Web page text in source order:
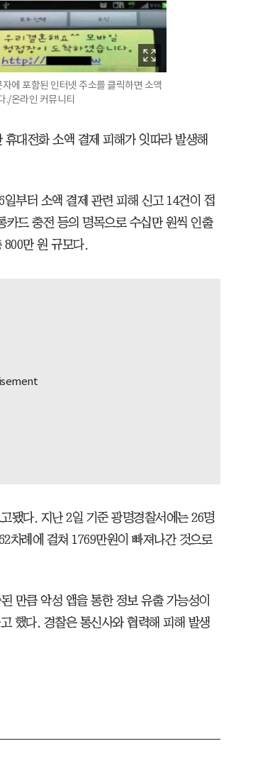
에 포함된 인터넷 주소를 클릭하면 소액
./온라인 커뮤니티
대전화 소액 결제 피해가 잇따라 발생해
부터 소액 결제 관련 피해 신고 14건이 접
드 충전 등의 명목으로 수십만 원씩 인출
800만 원 규모다.
됐다. 지난 2일 기준 광명경찰서에는 26명
차례에 걸쳐 1769만원이 빠져나간 것으로
만큼 악성 앱을 통한 정보 유출 가능성이
했다. 경찰은 통신사와 협력해 피해 발생